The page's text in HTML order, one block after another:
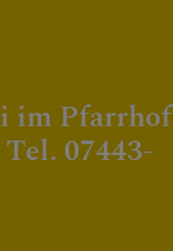
im Pfarrhof
07443-